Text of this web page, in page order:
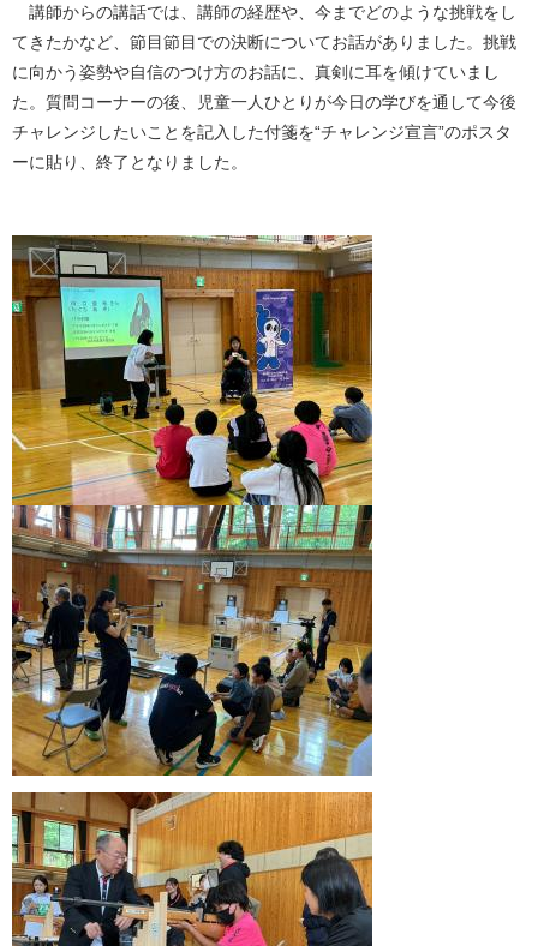
講師からの講話では、講師の経歴や、今までどのような挑戦をし
てきたかなど、節目節目での決断についてお話がありました。挑戦
に向かう姿勢や自信のつけ方のお話に、真剣に耳を傾けていまし
た。質問コーナーの後、児童一人ひとりが今日の学びを通して今後
チャレンジしたいことを記入した付箋を“チャレンジ宣言”のポスタ
ーに貼り、終了となりました。